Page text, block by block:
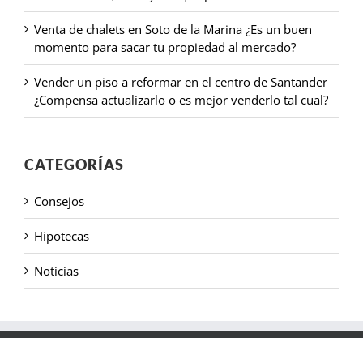
Venta de chalets en Soto de la Marina ¿Es un buen
momento para sacar tu propiedad al mercado?
Vender un piso a reformar en el centro de Santander
¿Compensa actualizarlo o es mejor venderlo tal cual?
CATEGORÍAS
Consejos
Hipotecas
Noticias